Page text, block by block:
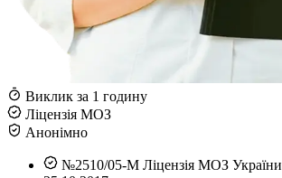
Виклик за 1 годину
Ліцензія МОЗ
Анонімно
№2510/05-М Ліцензія МОЗ України